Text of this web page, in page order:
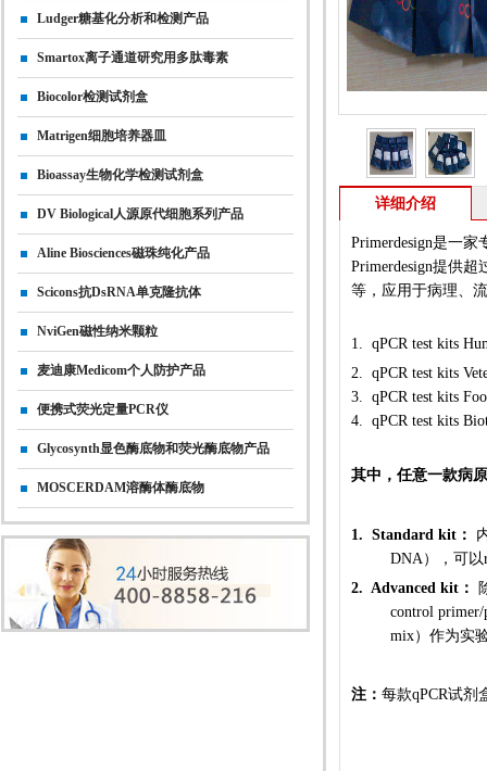
Ludger糖基化分析和检测产品
Smartox离子通道研究用多肽毒素
Biocolor检测试剂盒
Matrigen细胞培养器皿
Bioassay生物化学检测试剂盒
DV Biological人源原代细胞系列产品
Aline Biosciences磁珠纯化产品
Scicons抗dsRNA单克隆抗体
NviGen磁性纳米颗粒
麦迪康Medicom个人防护产品
便携式荧光定量PCR仪
Glycosynth显色酶底物和荧光酶底物产品
MOSCERDAM溶酶体酶底物
详细介绍
Primerdesign是一
Primerdesign提供
等，应用于病理、
1. qPCR test kits
2. qPCR test kits
3. qPCR test kits
4. qPCR test kits
其中，任意一款病
1. Standard kit：
DNA），可以
2. Advanced kit：
control
mix）作为实
注： 每款qPCR试剂